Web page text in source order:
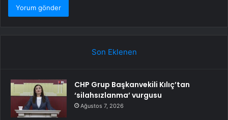
Son Eklenen
CHP Grup Başkanvekili Kılıç’tan
‘silahsızlanma’ vurgusu
Ağustos 7, 2026